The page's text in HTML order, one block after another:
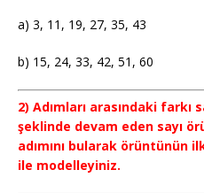
a) 3, 11, 19, 27, 35, 43
b) 15, 24, 33, 42, 51, 60
2) Adımları arasındaki farkı
şeklinde devam eden sayı
adımını bularak örüntünün
ile modelleyiniz.